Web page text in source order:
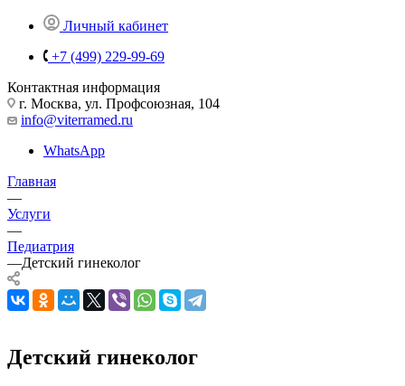
Личный кабинет
+7 (499) 229-99-69
Контактная информация
г. Москва, ул. Профсоюзная, 104
info@viterramed.ru
WhatsApp
Главная
—
Услуги
—
Педиатрия
—Детский гинеколог
Детский гинеколог